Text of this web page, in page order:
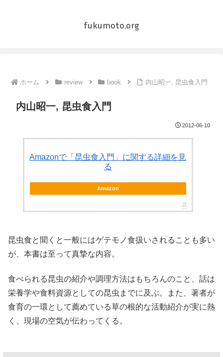
fukumoto.org
ホーム review book 内山昭一, 昆虫食入門
内山昭一, 昆虫食入門
2012-06-10
Amazonで「昆虫食入門」に関する詳細を見
る
Amazon
昆虫食と聞くと一般にはゲテモノ食扱いされることも多い
が、本書は至って真摯な内容。
食べられる昆虫の紹介や調理方法はもちろんのこと、話は
栄養学や食料資源としての昆虫までに及ぶ。また、著者が
食育の一環として薦めている草の根的な活動紹介が実に熱
く、現場の空気が伝わってくる。